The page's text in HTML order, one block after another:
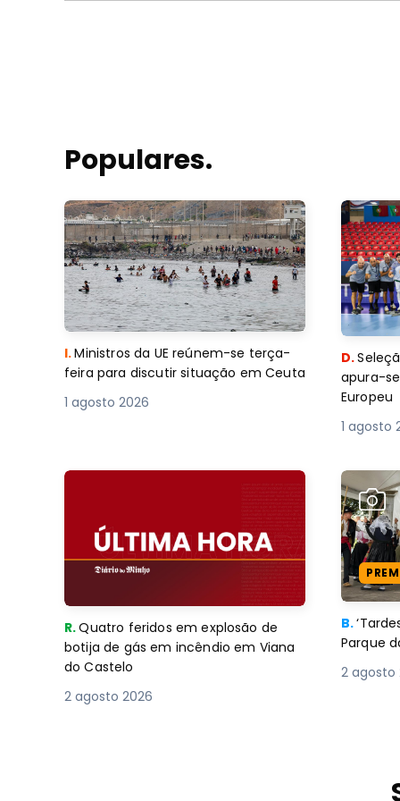
Populares.
I.Ministros da UE reúnem-se terça-
feira para discutir situação em Ceuta
1 agosto 2026
D.
apura-
Europeu
1 agosto
R.Quatro feridos em explosão de
botija de gás em incêndio em Viana
do Castelo
2 agosto 2026
B.
Parque
2 agosto